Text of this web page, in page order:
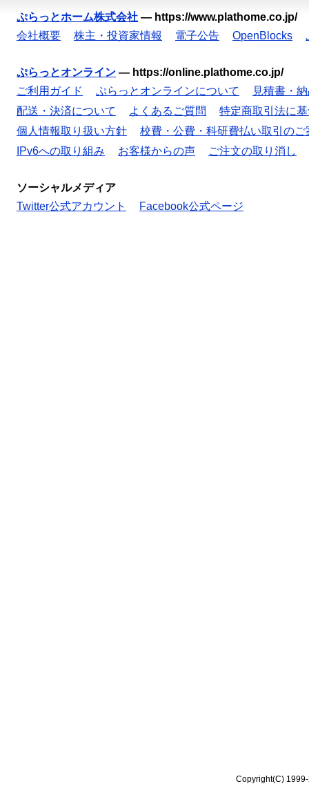
ぷらっとホーム株式会社 — https://www.plathome.co.jp/
会社概要
株主・投資家情報 電子公告 OpenBlocks
ぷらっとオンライン — https://online.plathome.co.jp/
ご利用ガイド
ぷらっとオンラインについて
見積書・
配送・決済について
よくあるご質問
特定商取引法に
個人情報取り扱い方針
校費・公費・科研費払い取引のご
IPv6への取り組み
お客様からの声 ご注文の取り消し
ソーシャルメディア
Twitter公式アカウント
Facebook公式ページ
Copyright(C)